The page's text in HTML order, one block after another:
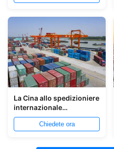
La Cina allo spedizioniere
internazionale
dell'oceano di Bangkok
Chiedete ora